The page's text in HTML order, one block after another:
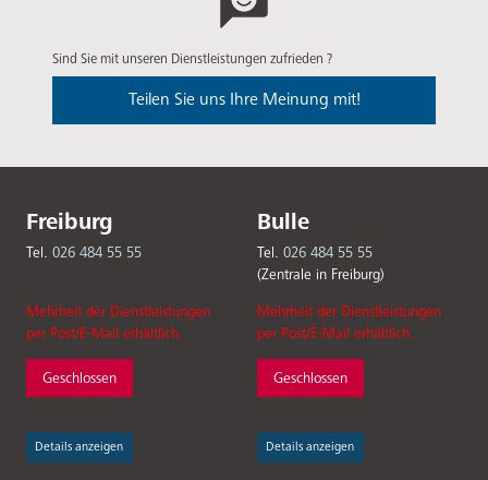
Sind Sie mit unseren Dienstleistungen zufrieden ?
Teilen Sie uns Ihre Meinung mit!
Freiburg
Tel. 026 484 55 55
Mehrheit der Dienstleistungen
per Post/E-Mail erhältlich.
Geschlossen
Details anzeigen
Bulle
Tel. 026 484 55 55
(Zentrale in Freiburg)
Mehrheit der Dienstleistungen
per Post/E-Mail erhältlich.
Geschlossen
Details anzeigen